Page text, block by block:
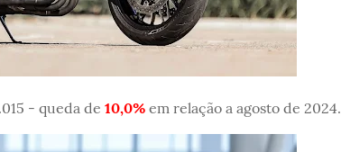
- queda de 10,0%em relação a agosto de 2024.